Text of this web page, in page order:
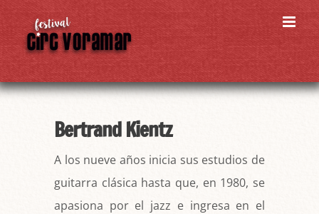
Skip
to
content
Bertrand Kientz
A los nueve años inicia sus estudios de
guitarra clásica hasta que, en 1980, se
apasiona por el jazz e ingresa en el